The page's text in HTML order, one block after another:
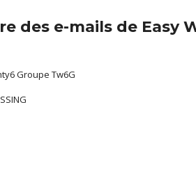
des e-mails de Easy
Groupe Tw6G